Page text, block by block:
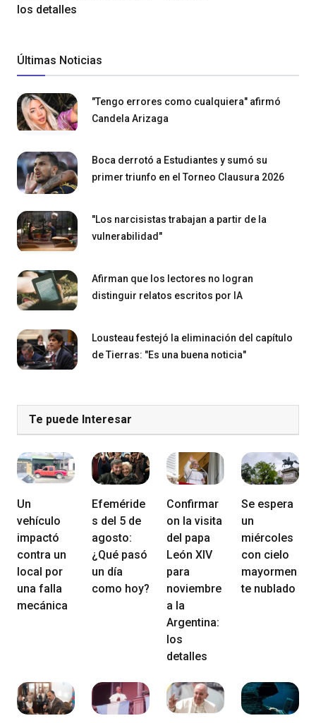
los detalles
Últimas Noticias
"Tengo errores como cualquiera" afirmó
Candela Arizaga
Boca derrotó a Estudiantes y sumó su
primer triunfo en el Torneo Clausura 2026
"Los narcisistas trabajan a partir de la
vulnerabilidad"
Afirman que los lectores no logran
distinguir relatos escritos por IA
Lousteau festejó la eliminación del capítulo
de Tierras: "Es una buena noticia"
Te puede Interesar
Un
vehículo
impactó
contra un
local por
una falla
mecánica
Efeméride
s del 5 de
agosto:
¿Qué pasó
un día
como hoy?
Confirmar
on la visita
del papa
León XIV
para
noviembre
a la
Argentina:
los
detalles
Se espera
un
miércoles
con cielo
mayormen
te nublado